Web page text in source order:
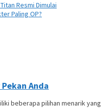
Resmi Dimulai
Paling OP?
Anda
beberapa pilihan menarik